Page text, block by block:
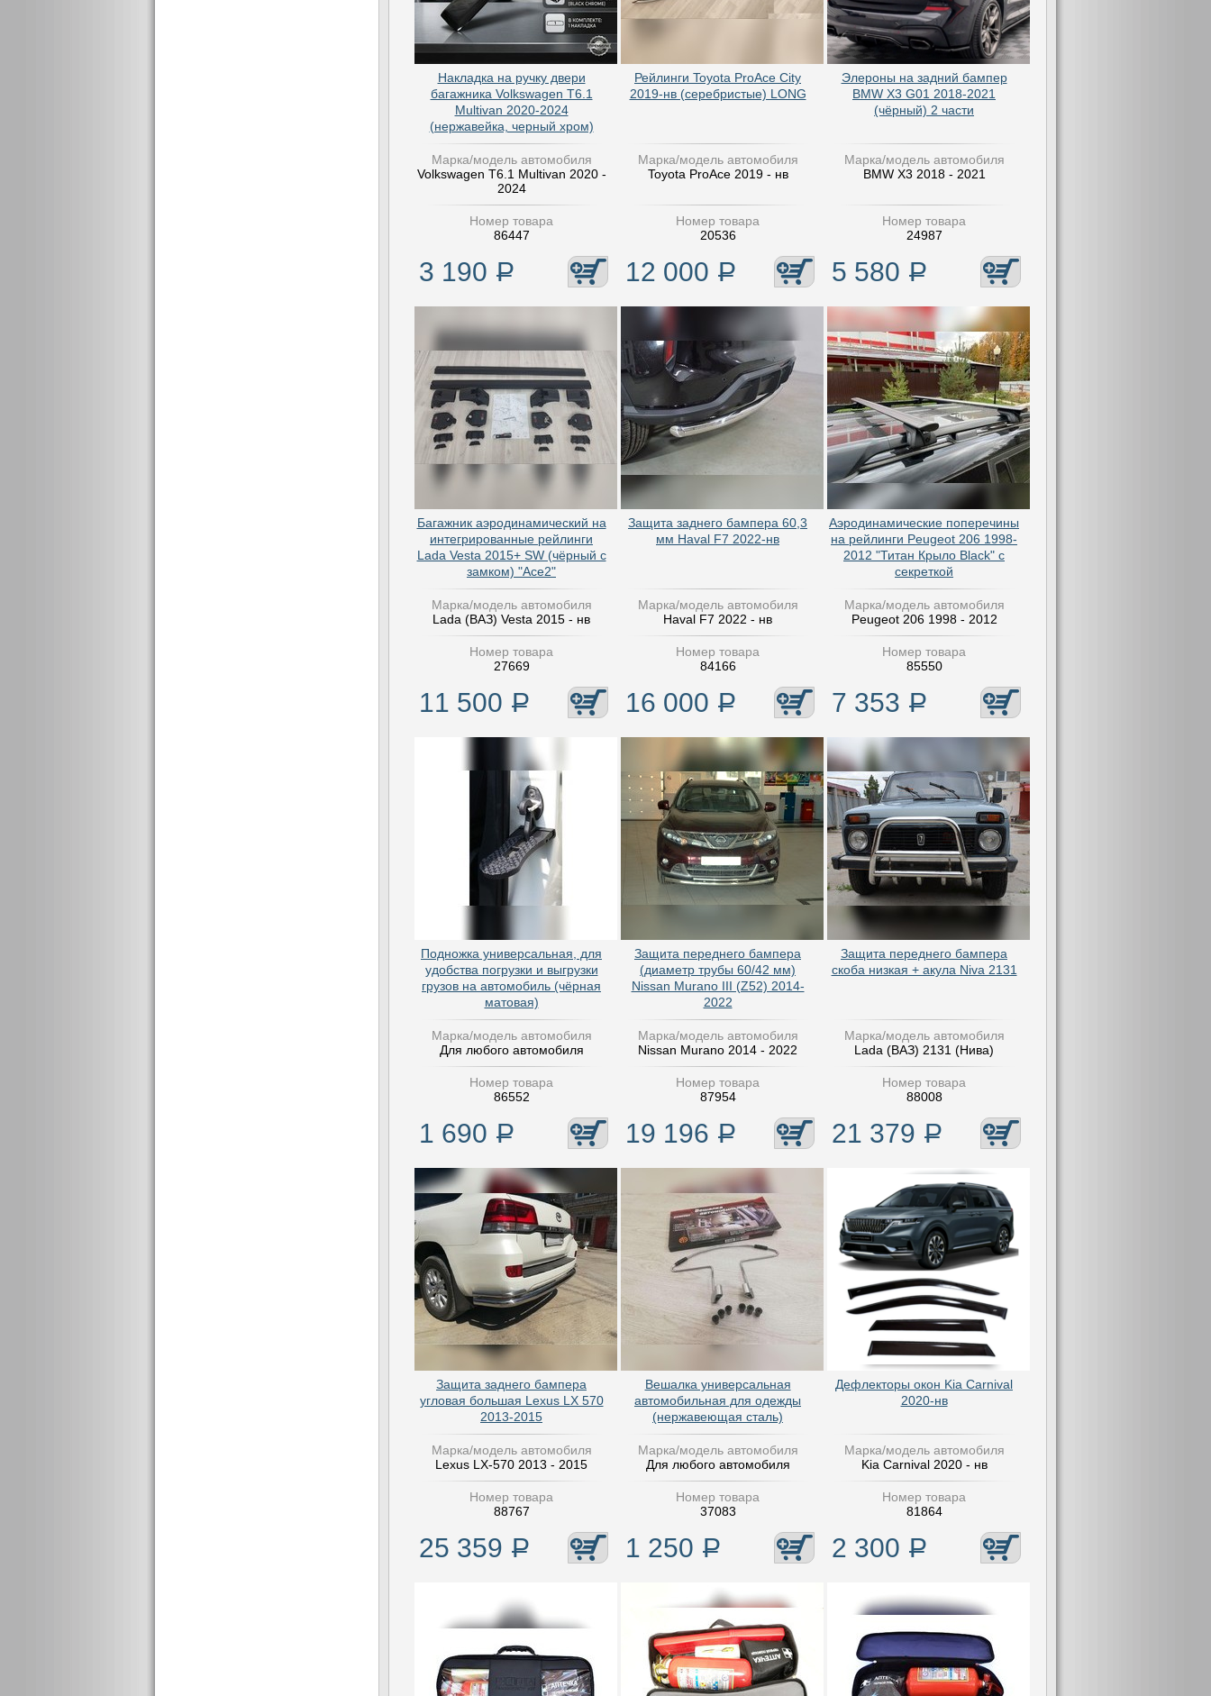
Накладка на ручку двери
багажника Volkswagen T6.1
Multivan 2020-2024
(нержавейка, черный хром)
Марка/модель автомобиля
Volkswagen T6.1 Multivan 2020 -
2024
Номер товара
86447
3 190 Р
Рейлинги Toyota ProAce City
2019-нв (серебристые) LONG
Марка/модель автомобиля
Toyota ProAce 2019 - нв
Номер товара
20536
12 000 Р
Элероны на задний бампер
BMW X3 G01 2018-2021
(чёрный) 2 части
Марка/модель автомобиля
BMW X3 2018 - 2021
Номер товара
24987
5 580 Р
Багажник аэродинамический на
интегрированные рейлинги
Lada Vesta 2015+ SW (чёрный с
замком) "Ace2"
Марка/модель автомобиля
Lada (ВАЗ) Vesta 2015 - нв
Номер товара
27669
11 500 Р
Защита заднего бампера 60,3
мм Haval F7 2022-нв
Марка/модель автомобиля
Haval F7 2022 - нв
Номер товара
84166
16 000 Р
Аэродинамические поперечины
на рейлинги Peugeot 206 1998-
2012 "Титан Крыло Black" с
секреткой
Марка/модель автомобиля
Peugeot 206 1998 - 2012
Номер товара
85550
7 353 Р
Подножка универсальная, для
удобства погрузки и выгрузки
грузов на автомобиль (чёрная
матовая)
Марка/модель автомобиля
Для любого автомобиля
Номер товара
86552
1 690 Р
Защита переднего бампера
(диаметр трубы 60/42 мм)
Nissan Murano III (Z52) 2014-
2022
Марка/модель автомобиля
Nissan Murano 2014 - 2022
Номер товара
87954
19 196 Р
Защита переднего бампера
скоба низкая + акула Niva 2131
Марка/модель автомобиля
Lada (ВАЗ) 2131 (Нива)
Номер товара
88008
21 379 Р
Защита заднего бампера
угловая большая Lexus LX 570
2013-2015
Марка/модель автомобиля
Lexus LX-570 2013 - 2015
Номер товара
88767
25 359 Р
Вешалка универсальная
автомобильная для одежды
(нержавеющая сталь)
Марка/модель автомобиля
Для любого автомобиля
Номер товара
37083
1 250 Р
Дефлекторы окон Kia Carnival
2020-нв
Марка/модель автомобиля
Kia Carnival 2020 - нв
Номер товара
81864
2 300 Р